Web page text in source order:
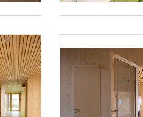
Foto 3: Juri Troy